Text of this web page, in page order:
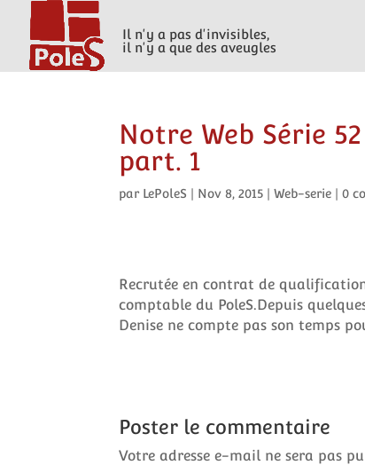
Il n'y a pas d'invisibles,
il n'y a que des aveugles
Notre Web Série
part. 1
par LePoleS Nov 8, 2015 |Web-serie |0
Recrutée en contrat de
comptable du PoleS.Depuis
Denise ne compte pas son temps
Poster le commentaire
Votre adresse e-mail ne sera pas